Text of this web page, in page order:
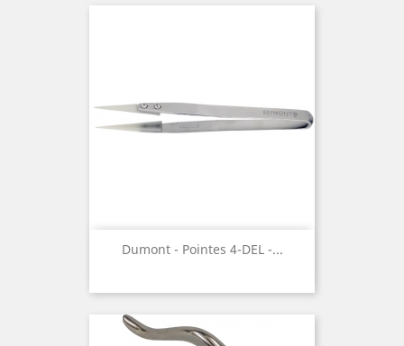
Dumont - Pointes 4-DEL -...